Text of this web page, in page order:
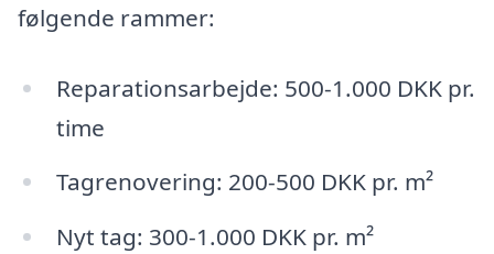
følgende rammer:
Reparationsarbejde: 500-1.000 DKK pr.
time
Tagrenovering: 200-500 DKK pr. m²
Nyt tag: 300-1.000 DKK pr. m²